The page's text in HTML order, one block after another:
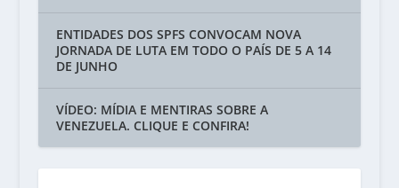
ENTIDADES DOS SPFS CONVOCAM NOVA
JORNADA DE LUTA EM TODO O PAÍS DE 5 A 14
DE JUNHO
VÍDEO: MÍDIA E MENTIRAS SOBRE A
VENEZUELA. CLIQUE E CONFIRA!